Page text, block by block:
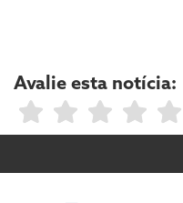
Avalie esta notícia: